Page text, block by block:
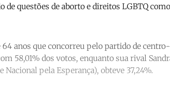
de questões de aborto e direitos LGBTQ
64 anos que concorreu pelo partido de
58,01% dos votos, enquanto sua rival
Nacional pela Esperança), obteve 37,24%.